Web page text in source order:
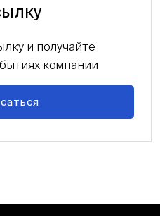
и получайте
компании